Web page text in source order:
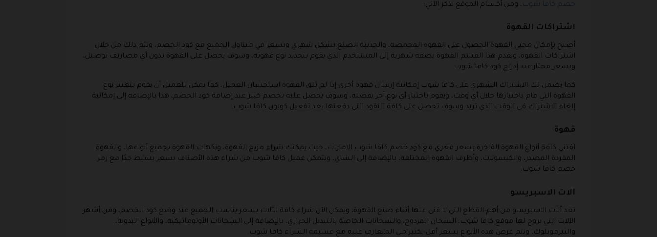
خصم كافا شوب، ومن أقسام الموقع نذكر الآتي:
اشتراكات القهوة
أصبح بإمكان محبي القهوة الحصول على القهوة المحمصة، والحديثة الصنع بشكل شهري وبسعر في متناول الجميع مع كود الخصم، ويتم ذلك من خلال
اشتراكات القهوة، ويقدم هذا القسم القهوة بصفة شهرية إلى المستخدم الذي يقوم بتحديد نوع قهوته، وسوف يحصل على القهوة بدون أي مصاريف توصيل،
وبسعر ممتاز عند إدراج كود كافا شوب.
كما يضمن لك الاشتراك الشهري على كافا شوب إمكانية إرسال قهوة أخرى إذا لم تلق القهوة استحسان العميل، كما يمكن للعميل أن يقوم بتغيير نوع
القهوة التي قام باختيارها خلال أي وقت، ويقوم باختيار أي نوع آخر يفضله، وسوف يحصل عليه بخصم كبير عند إضافة كود الخصم، هذا بالإضافة إلى إمكانية
إلغاء الاشتراك في الوقت الذي تريد وسوف تحصل على كافة النقود التي دفعتها بعد تفعيل كوبون كافا شوب.
قهوة
اقتني كافة أنواع القهوة الفاخرة بسعر مغري مع كود خصم كافا شوب الامارات، حيث يمكنك شراء مزيج القهوة، ونكهات القهوة بجميع أنواعها، والقهوة
المفردة المصدر، والكبسولات، وأظرف القهوة المختلفة، بالإضافة إلى الشاي، ويتمكن عميل كافا شوب من شراء هذه الأصناف بسعر بسيط جدًا مع رمز
خصم كافا شوب.
آلات الاسبريسو
تعد آلات الاسبريسو من أهم القطع التي لا غنى عنها أثناء صنع القهوة، ويمكن الآن شراء كافة الآلات بسعر يناسب الجميع عند وضع كود الخصم، ومن أشهر
الآلات التي يروج لها موقع كافا شوب، السخان المزدوج، والسخانات الخاصة بالتبديل الحراري، بالإضافة إلى السخانات الأوتوماتيكية، والأنواع اليدوية،
والثيرموبلوك، ويتم عرض هذه الأنواع بسعر أقل بكثير من المتعارف عليه مع قسيمة الشراء كافا شوب.